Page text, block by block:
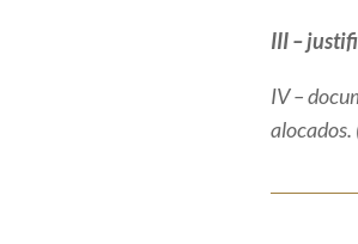
III –
IV –
alocados.